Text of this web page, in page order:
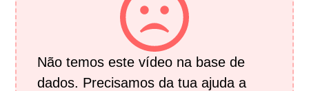
Não temos este vídeo na base de
dados. Precisamos da tua ajuda a